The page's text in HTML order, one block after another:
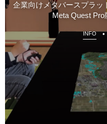
企業向けメタバースプラ
Meta Quest
INFO